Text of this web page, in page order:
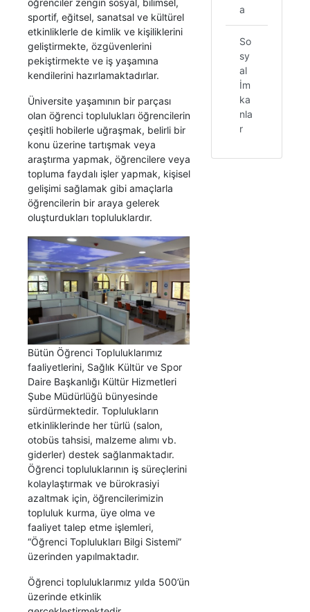
sportif, eğitsel, sanatsal ve kültürel
etkinliklerle de kimlik ve kişiliklerini
geliştirmekte, özgüvenlerini
pekiştirmekte ve iş yaşamına
kendilerini hazırlamaktadırlar.
Üniversite yaşamının bir parçası
olan öğrenci toplulukları öğrencilerin
çeşitli hobilerle uğraşmak, belirli bir
konu üzerine tartışmak veya
araştırma yapmak, öğrencilere veya
topluma faydalı işler yapmak, kişisel
gelişimi sağlamak gibi amaçlarla
öğrencilerin bir araya gelerek
oluşturdukları topluluklardır.
Bütün Öğrenci Topluluklarımız
faaliyetlerini, Sağlık Kültür ve Spor
Daire Başkanlığı Kültür Hizmetleri
Şube Müdürlüğü bünyesinde
sürdürmektedir. Toplulukların
etkinliklerinde her türlü (salon,
otobüs tahsisi, malzeme alımı vb.
giderler) destek sağlanmaktadır.
Öğrenci topluluklarının iş süreçlerini
kolaylaştırmak ve bürokrasiyi
azaltmak için, öğrencilerimizin
topluluk kurma, üye olma ve
faaliyet talep etme işlemleri,
“Öğrenci Toplulukları Bilgi Sistemi”
üzerinden yapılmaktadır.
Öğrenci topluluklarımız yılda 500’ün
üzerinde etkinlik
a
So
sy
al
İm
ka
nla
r